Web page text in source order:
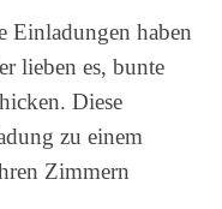
Einladungen haben
lieben es, bunte
Diese
zu einem
Zimmern